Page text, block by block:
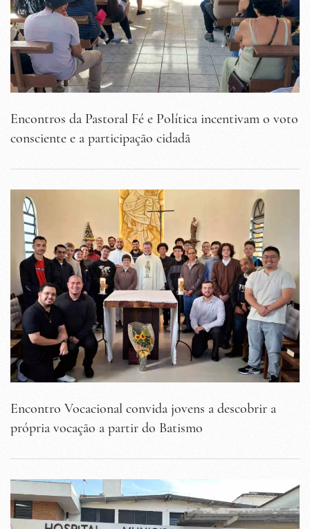
Encontros da Pastoral Fé e Política incentivam o voto
consciente e a participação cidadã
Encontro Vocacional convida jovens a descobrir a
própria vocação a partir do Batismo